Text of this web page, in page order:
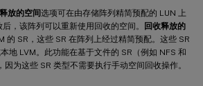
放的空间选项可在由存储阵列精简预配的 LUN 上
，该阵列可以重新使用回收的空间。 回收释放的
的 SR，这些 SR 在阵列上经过精简预配。这些 SR
地 LVM。此功能在基于文件的 SR（例如 NFS 和
为这些 SR 类型不需要执行手动空间回收操作。